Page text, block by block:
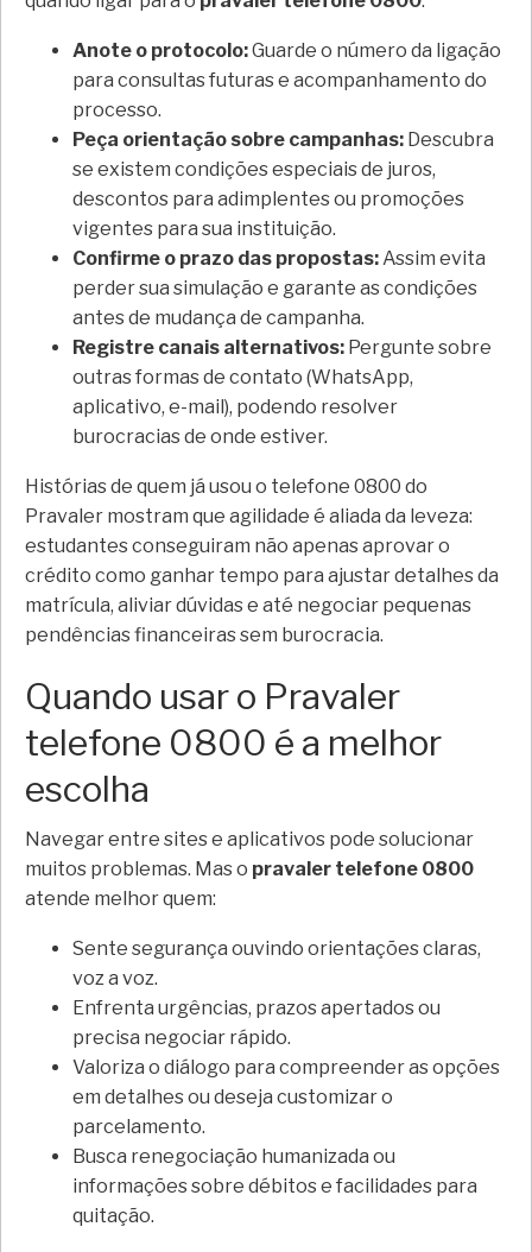
Anote o protocolo:Guarde o número da ligação
para consultas futuras e acompanhamento do
processo.
Peça orientação sobre campanhas: Descubra
se existem condições especiais de juros,
descontos para adimplentes ou promoções
vigentes para sua instituição.
Confirme o prazo das propostas: Assim evita
perder sua simulação e garante as condições
antes de mudança de campanha.
Registre canais alternativos: Pergunte sobre
outras formas de contato (WhatsApp,
aplicativo, e-mail), podendo resolver
burocracias de onde estiver.
Histórias de quem já usou o telefone 0800 do
Pravaler mostram que agilidade é aliada da leveza:
estudantes conseguiram não apenas aprovar o
crédito como ganhar tempo para ajustar detalhes da
matrícula, aliviar dúvidas e até negociar pequenas
pendências financeiras sem burocracia.
Quando usar o Pravaler
telefone 0800 é a melhor
escolha
Navegar entre sites e aplicativos pode solucionar
muitos problemas. Mas o pravaler telefone 0800
atende melhor quem:
Sente segurança ouvindo orientações claras,
voz a voz.
Enfrenta urgências, prazos apertados ou
precisa negociar rápido.
Valoriza o diálogo para compreender as opções
em detalhes ou deseja customizar o
parcelamento.
Busca renegociação humanizada ou
informações sobre débitos e facilidades para
quitação.